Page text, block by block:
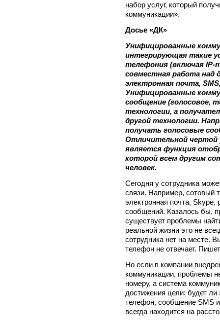
набор услуг, который
коммуникации».
Досье «ДК»
Унифицированные
интегрирующая такие
телефония (включая IP-
совместная работа над
электронная почта,
Унифицированные
сообщение (голосовое,
технологии, а
другой технологии.
получать голосовые
Отличительной чертой
является функция
которой всем другим
человек.
Сегодня у сотрудника
связи. Например, сотовый
электронная почта,
сообщений. Казалось бы,
существует проблемы
реальной жизни это не
сотрудника нет на месте.
телефон не отвечает.
Но если в компании
коммуникации, проблемы
номеру, а система
достижения цели: будет
телефон, сообщение SMS
всегда находится на